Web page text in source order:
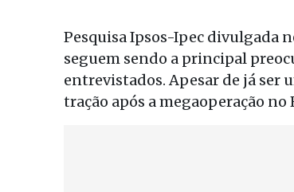
Pesquisa Ipsos-Ipec divulgada
seguem sendo a principal
entrevistados. Apesar de já ser
tração após a megaoperação no